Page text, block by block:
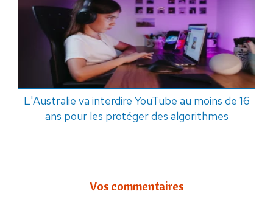
L'Australie va interdire YouTube au moins de 16
ans pour les protéger des algorithmes
Vos commentaires